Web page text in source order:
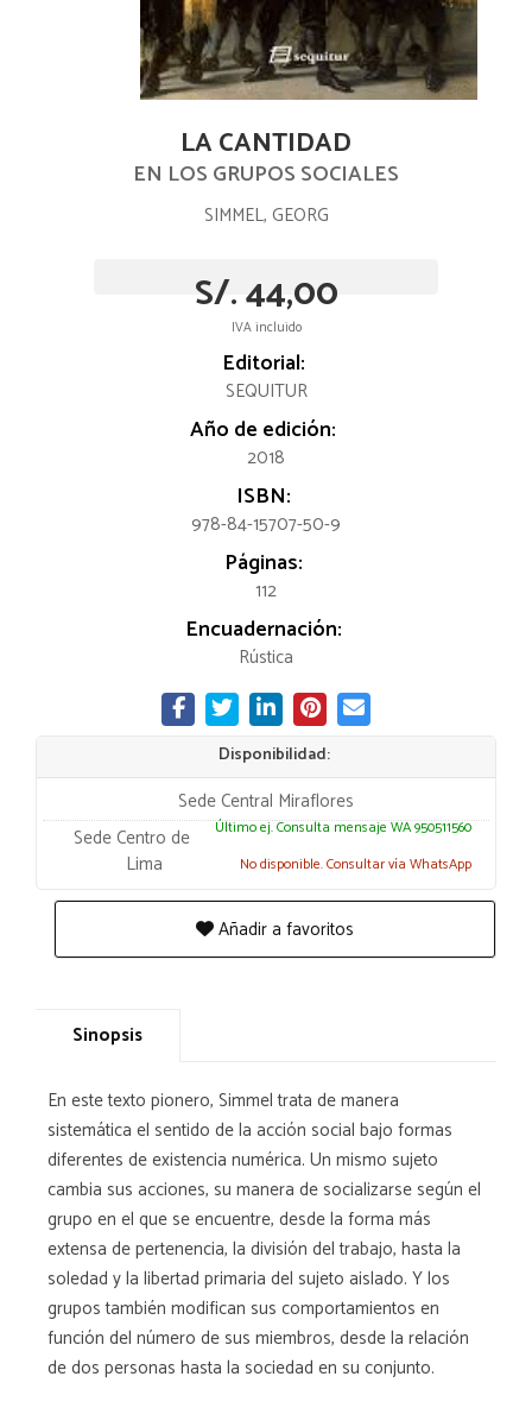
LA CANTIDAD
EN LOS GRUPOS SOCIALES
SIMMEL, GEORG
S/. 44,00
IVA incluido
Editorial:
SEQUITUR
Año de edición:
2018
ISBN:
978-84-15707-50-9
Páginas:
112
Encuadernación:
Rústica
Disponibilidad:
Sede Central Miraflores
Último ej. Consulta mensaje WA 950511560
Sede Centro de
Lima
No disponible. Consultar vía WhatsApp
Añadir a favoritos
Sinopsis
En este texto pionero, Simmel trata de manera
sistemática el sentido de la acción social bajo formas
diferentes de existencia numérica. Un mismo sujeto
cambia sus acciones, su manera de socializarse según el
grupo en el que se encuentre, desde la forma más
extensa de pertenencia, la división del trabajo, hasta la
soledad y la libertad primaria del sujeto aislado. Y los
grupos también modifican sus comportamientos en
función del número de sus miembros, desde la relación
de dos personas hasta la sociedad en su conjunto.